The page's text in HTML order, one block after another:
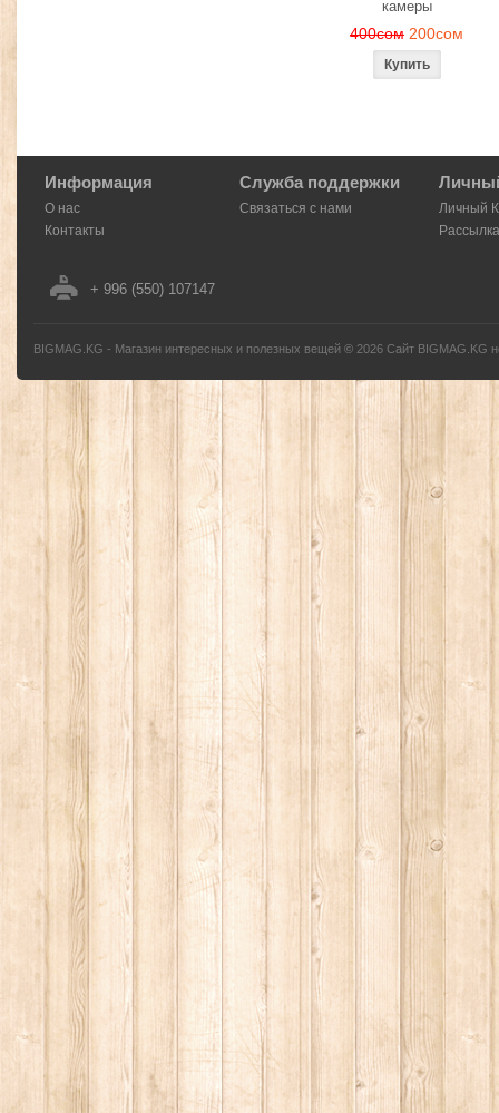
камеры
400сом 200сом
Информация
О нас
Контакты
Служба поддержки
Связаться с нами
Личный
Рассылка
+ 996 (550) 107147
BIGMAG.KG - Магазин интересных и полезных вещей © 2026 Сайт BIGMAG.KG
без письменного разрешения автора - запрещено, и будет преследоваться по